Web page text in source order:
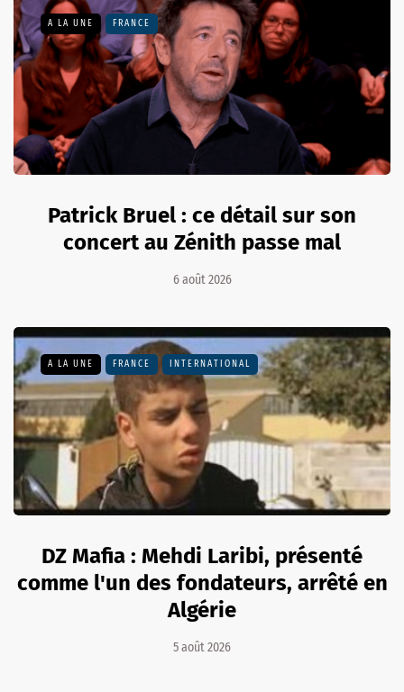
A LA UNE FRANCE
Patrick Bruel : ce détail sur son
concert au Zénith passe mal
6 août 2026
A LA UNE FRANCE INTERNATIONAL
DZ Mafia : Mehdi Laribi, présenté
comme l'un des fondateurs, arrêté en
Algérie
5 août 2026